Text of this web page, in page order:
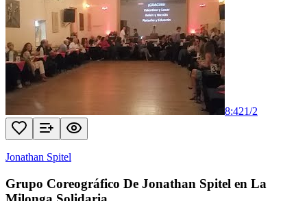
8:421/2
Jonathan Spitel
Grupo Coreográfico De Jonathan Spitel en La